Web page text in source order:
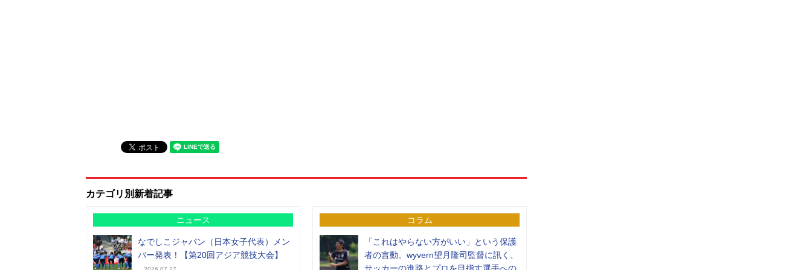
カテゴリ別新着記事
ニュース
なでしこジャパン（日本女子代表）メン
バー発表！【第20回アジア競技大会】
コラム
「これはやらない方がいい」という保護
者の言動。wyvern望月隆司監督に訊く、